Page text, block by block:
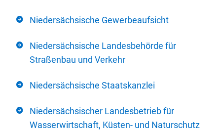
Niedersächsische Gewerbeaufsicht
Niedersächsische Landesbehörde für
Straßenbau und Verkehr
Niedersächsische Staatskanzlei
Niedersächsischer Landesbetrieb für
Wasserwirtschaft, Küsten- und Naturschutz